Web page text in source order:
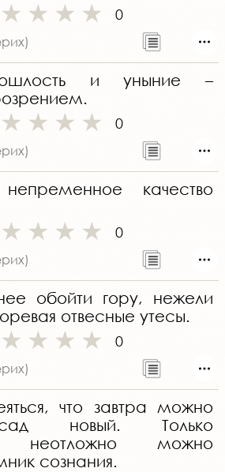
0
и уныние –
0
качество
0
обойти гору, нежели
отвесные утесы.
0
что завтра можно
новый. Только
неотложно можно
сознания.